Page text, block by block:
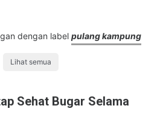
dengan label pulang kampung
Lihat semua
Sehat Bugar Selama